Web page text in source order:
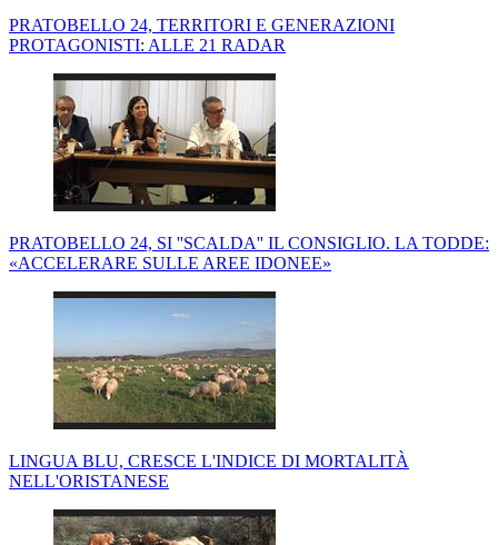
PRATOBELLO 24, TERRITORI E GENERAZIONI
PROTAGONISTI: ALLE 21 RADAR
PRATOBELLO 24, SI ''SCALDA'' IL CONSIGLIO. LA TODDE:
«ACCELERARE SULLE AREE IDONEE»
LINGUA BLU, CRESCE L'INDICE DI MORTALITÀ
NELL'ORISTANESE